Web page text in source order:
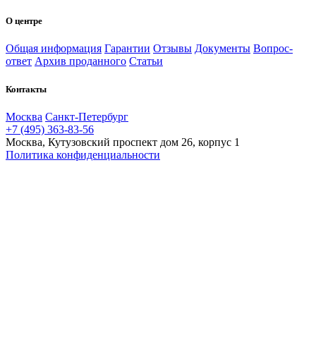
О центре
Общая информация Гарантии Отзывы Документы Вопрос-
ответ Архив проданного Статьи
Контакты
Москва Санкт-Петербург
+7 (495) 363-83-56
Москва, Кутузовский проспект дом 26, корпус 1
Политика конфиденциальности